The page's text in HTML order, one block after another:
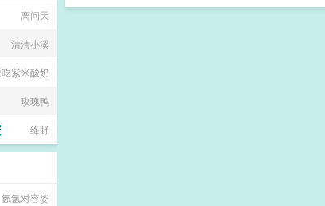
离问天
清清小溪
紫米酸奶
玫瑰鸭
绛野
氤氲对容姿